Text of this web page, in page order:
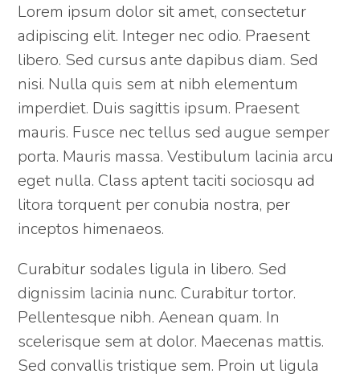
Lorem ipsum dolor sit amet, consectetur
adipiscing elit. Integer nec odio. Praesent
libero. Sed cursus ante dapibus diam. Sed
nisi. Nulla quis sem at nibh elementum
imperdiet. Duis sagittis ipsum. Praesent
mauris. Fusce nec tellus sed augue semper
porta. Mauris massa. Vestibulum lacinia arcu
eget nulla. Class aptent taciti sociosqu ad
litora torquent per conubia nostra, per
inceptos himenaeos.
Curabitur sodales ligula in libero. Sed
dignissim lacinia nunc. Curabitur tortor.
Pellentesque nibh. Aenean quam. In
scelerisque sem at dolor. Maecenas mattis.
Sed convallis tristique sem. Proin ut ligula